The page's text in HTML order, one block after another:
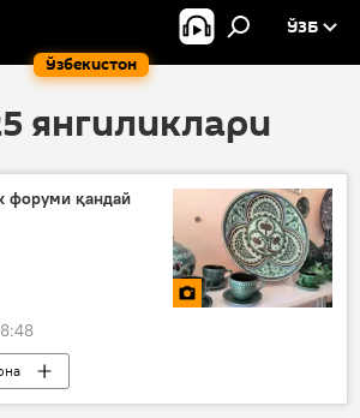
Ўзбекистон
ЎЗБ
янгиликлари
форуми қандай
форум